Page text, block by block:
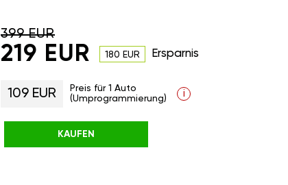
399 EUR
219 EUR 180 EUR Ersparnis
109 EUR
Preis für 1 Auto
(Umprogrammierung)
i
KAUFEN